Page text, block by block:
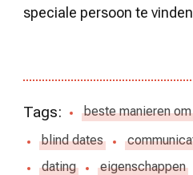
speciale persoon te
Tags:
beste manieren
blind dates
dating
eigenschappen